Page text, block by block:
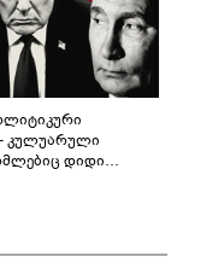
- კულუარული
დიდი